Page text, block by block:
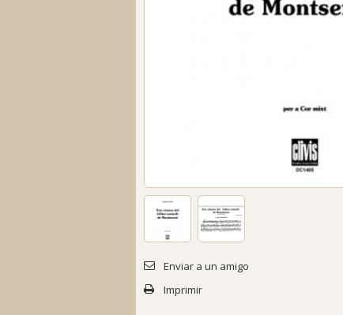
Enviar a un amigo
Imprimir